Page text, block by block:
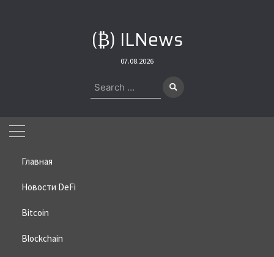
(₿) ILNews
07.08.2026
Search
for:
Главная
Новости DeFi
Bitcoin
Blockchain
Home»Bitcoin
Центробанки скупают золото